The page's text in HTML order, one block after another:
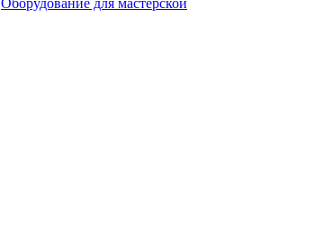
Оборудование для мастерской